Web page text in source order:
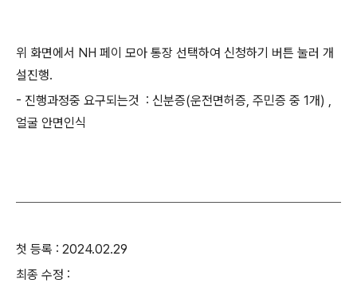
위 화면에서 NH 페이 모아 통장 선택하여 신청하기 버튼 눌러 개
설진행.
- 진행과정중 요구되는것 : 신분증(운전면허증, 주민증 중 1개) ,
얼굴 안면인식
첫 등록 : 2024.02.29
최종 수정 :